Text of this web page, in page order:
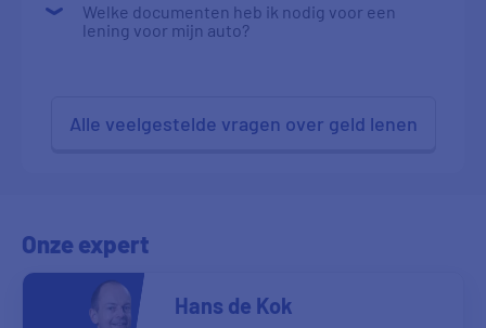
Welke documenten heb ik nodig voor een
lening voor mijn auto?
Alle veelgestelde vragen over geld lenen
Onze expert
Hans de Kok